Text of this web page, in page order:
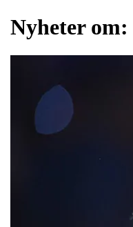
Nyheter om: